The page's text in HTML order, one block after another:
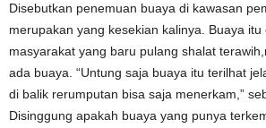
Disebutkan penemuan buaya di kawasan
merupakan yang kesekian kalinya. Buaya itu
masyarakat yang baru pulang shalat
ada buaya. “Untung saja buaya itu terilhat
di balik rerumputan bisa saja menerkam,”
Disinggung apakah buaya yang punya